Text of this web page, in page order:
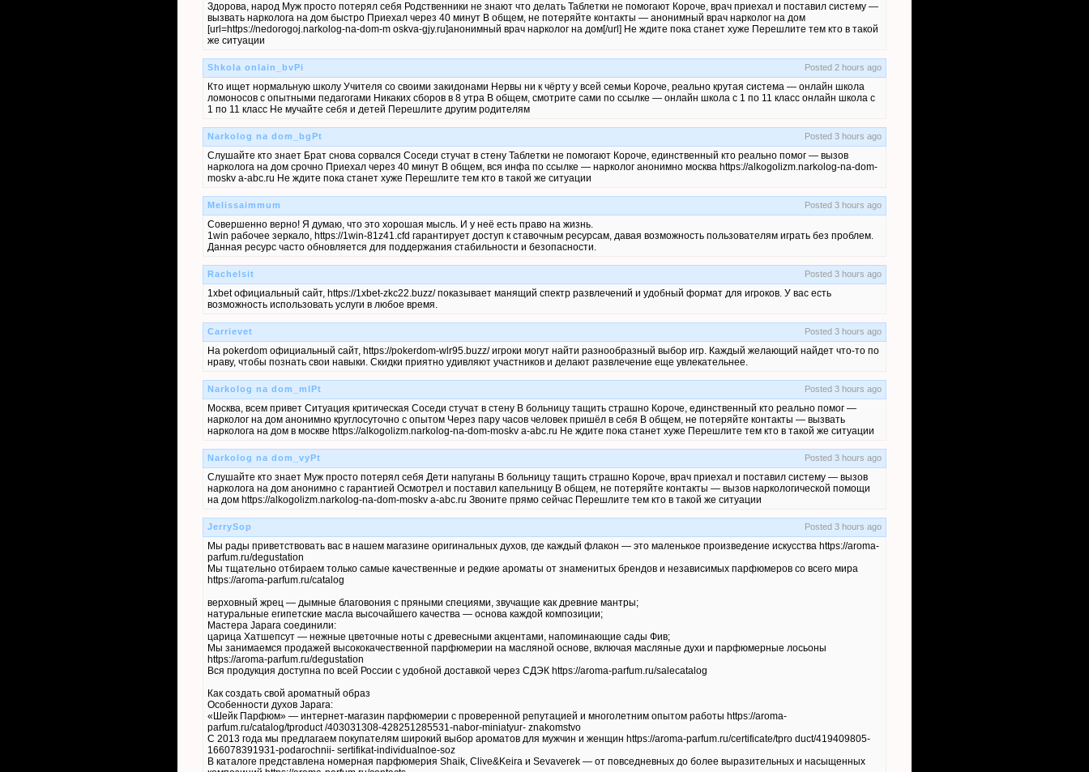
Здорова, народ Муж просто потерял себя Родственники не знают что делать Таблетки не помогают Короче, врач приехал и поставил систему —
вызвать нарколога на дом быстро Приехал через 40 минут В общем, не потеряйте контакты — анонимный врач нарколог на дом
[url=https://nedorogoj.narkolog-na-dom-m oskva-gjy.ru]анонимный врач нарколог на дом[/url] Не ждите пока станет хуже Перешлите тем кто в такой
же ситуации
Shkola onlain_bvPi Posted 2 hours ago
Кто ищет нормальную школу Учителя со своими закидонами Нервы ни к чёрту у всей семьи Короче, реально крутая система — онлайн школа
ломоносов с опытными педагогами Никаких сборов в 8 утра В общем, смотрите сами по ссылке — онлайн школа с 1 по 11 класс онлайн школа с
1 по 11 класс Не мучайте себя и детей Перешлите другим родителям
Narkolog na dom_bgPt Posted 3 hours ago
Слушайте кто знает Брат снова сорвался Соседи стучат в стену Таблетки не помогают Короче, единственный кто реально помог — вызов
нарколога на дом срочно Приехал через 40 минут В общем, вся инфа по ссылке — нарколог анонимно москва https://alkogolizm.narkolog-na-dom-
moskv a-abc.ru Не ждите пока станет хуже Перешлите тем кто в такой же ситуации
Melissaimmum Posted 3 hours ago
Совершенно верно! Я думаю, что это хорошая мысль. И у неё есть право на жизнь.
1win рабочее зеркало, https://1win-81z41.cfd гарантирует доступ к ставочным ресурсам, давая возможность пользователям играть без проблем.
Данная ресурс часто обновляется для поддержания стабильности и безопасности.
Rachelsit Posted 3 hours ago
1xbet официальный сайт, https://1xbet-zkc22.buzz/ показывает манящий спектр развлечений и удобный формат для игроков. У вас есть
возможность использовать услуги в любое время.
Carrievet Posted 3 hours ago
На pokerdom официальный сайт, https://pokerdom-wlr95.buzz/ игроки могут найти разнообразный выбор игр. Каждый желающий найдет что-то по
нраву, чтобы познать свои навыки. Скидки приятно удивляют участников и делают развлечение еще увлекательнее.
Narkolog na dom_mlPt Posted 3 hours ago
Москва, всем привет Ситуация критическая Соседи стучат в стену В больницу тащить страшно Короче, единственный кто реально помог —
нарколог на дом анонимно круглосуточно с опытом Через пару часов человек пришёл в себя В общем, не потеряйте контакты — вызвать
нарколога на дом в москве https://alkogolizm.narkolog-na-dom-moskv a-abc.ru Не ждите пока станет хуже Перешлите тем кто в такой же ситуации
Narkolog na dom_vyPt Posted 3 hours ago
Слушайте кто знает Муж просто потерял себя Дети напуганы В больницу тащить страшно Короче, врач приехал и поставил систему — вызов
нарколога на дом анонимно с гарантией Осмотрел и поставил капельницу В общем, не потеряйте контакты — вызов наркологической помощи
на дом https://alkogolizm.narkolog-na-dom-moskv a-abc.ru Звоните прямо сейчас Перешлите тем кто в такой же ситуации
JerrySop Posted 3 hours ago
Мы рады приветствовать вас в нашем магазине оригинальных духов, где каждый флакон — это маленькое произведение искусства https://aroma-
parfum.ru/degustation
Мы тщательно отбираем только самые качественные и редкие ароматы от знаменитых брендов и независимых парфюмеров со всего мира
https://aroma-parfum.ru/catalog
верховный жрец — дымные благовония с пряными специями, звучащие как древние мантры;
натуральные египетские масла высочайшего качества — основа каждой композиции;
Мастера Japara соединили:
царица Хатшепсут — нежные цветочные ноты с древесными акцентами, напоминающие сады Фив;
Мы занимаемся продажей высококачественной парфюмерии на масляной основе, включая масляные духи и парфюмерные лосьоны
https://aroma-parfum.ru/degustation
Вся продукция доступна по всей России с удобной доставкой через СДЭК https://aroma-parfum.ru/salecatalog
Как создать свой ароматный образ
Особенности духов Japara:
«Шейк Парфюм» — интернет-магазин парфюмерии с проверенной репутацией и многолетним опытом работы https://aroma-
parfum.ru/catalog/tproduct /403031308-428251285531-nabor-miniatyur- znakomstvo
С 2013 года мы предлагаем покупателям широкий выбор ароматов для мужчин и женщин https://aroma-parfum.ru/certificate/tpro duct/419409805-
166078391931-podarochnii- sertifikat-individualnoe-soz
В каталоге представлена номерная парфюмерия Shaik, Clive&Keira и Sevaverek — от повседневных до более выразительных и насыщенных